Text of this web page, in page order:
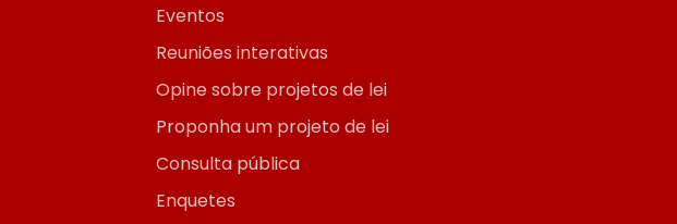
Eventos
Reuniões interativas
Opine sobre projetos de lei
Proponha um projeto de lei
Consulta pública
Enquetes